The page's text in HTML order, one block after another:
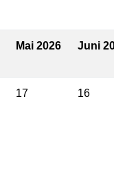
Mai 2026 Juni
17 16